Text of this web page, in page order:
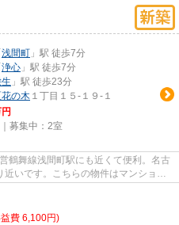
浅間町 」駅 徒歩7分
浄心 」駅 徒歩7分
」駅 徒歩23分
花の木 １丁目１５-１９-１
募集中： 2室
鶴舞線浅間町駅にも近くて便利。名古
いです。こちらの物件はマンション
費 6,100円)